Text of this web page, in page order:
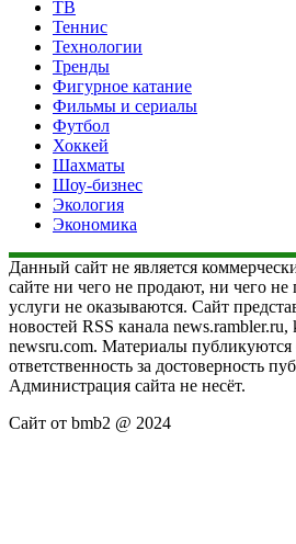
ТВ
Теннис
Технологии
Тренды
Фигурное катание
Фильмы и сериалы
Футбол
Хоккей
Шахматы
Шоу-бизнес
Экология
Экономика
Данный сайт не является
сайте ни чего не продают, ни чего
услуги не оказываются. Сайт
новостей RSS канала news.rambler.ru,
newsru.com. Материалы публикуются
ответственность за достоверность
Администрация сайта не несёт.
Сайт от bmb2 @ 2024